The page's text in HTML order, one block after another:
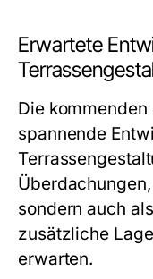
Erwartete
Die
spannende
sondern auch
zusätzliche
erwarten.